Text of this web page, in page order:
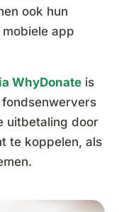
ook hun
app
WhyDonate is
uitbetaling door
te koppelen, als